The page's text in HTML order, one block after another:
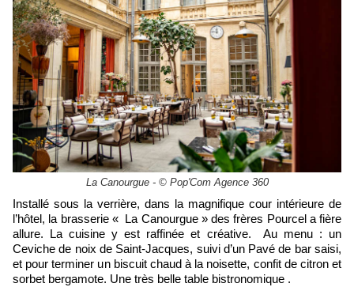
La Canourgue - © Pop'Com Agence 360
Installé sous la verrière, dans la magnifique cour intérieure de
l’hôtel, la brasserie « La Canourgue » des frères Pourcel a fière
allure. La cuisine y est raffinée et créative. Au menu : un
Ceviche de noix de Saint-Jacques, suivi d’un Pavé de bar saisi,
et pour terminer un biscuit chaud à la noisette, confit de citron et
sorbet bergamote. Une très belle table bistronomique .